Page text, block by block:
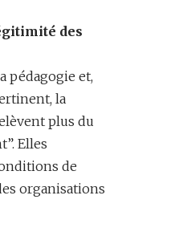
des
pédagogie et,
la
plus du
Elles
de
organisations